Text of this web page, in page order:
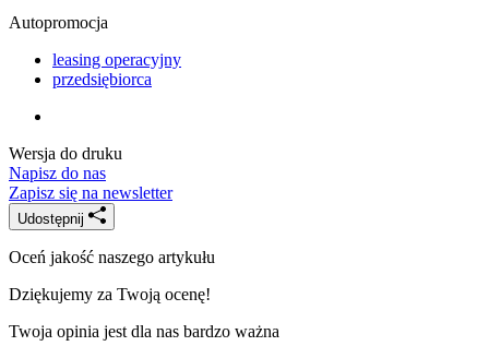
Autopromocja
leasing operacyjny
przedsiębiorca
Wersja do druku
Napisz do nas
Zapisz się na newsletter
Udostępnij
Oceń jakość naszego artykułu
Dziękujemy za Twoją ocenę!
Twoja opinia jest dla nas bardzo ważna